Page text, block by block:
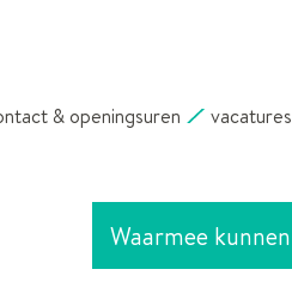
VERFIJN
.
& openingsuren vacatures
kunnen